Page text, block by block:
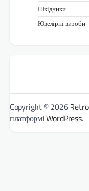
Шкідники
Ювелірні вироби
Copyright © 2026 Retro
платформіWordPress.